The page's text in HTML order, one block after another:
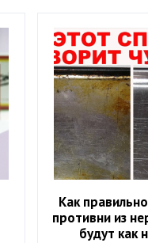
Как
противни из
будут как